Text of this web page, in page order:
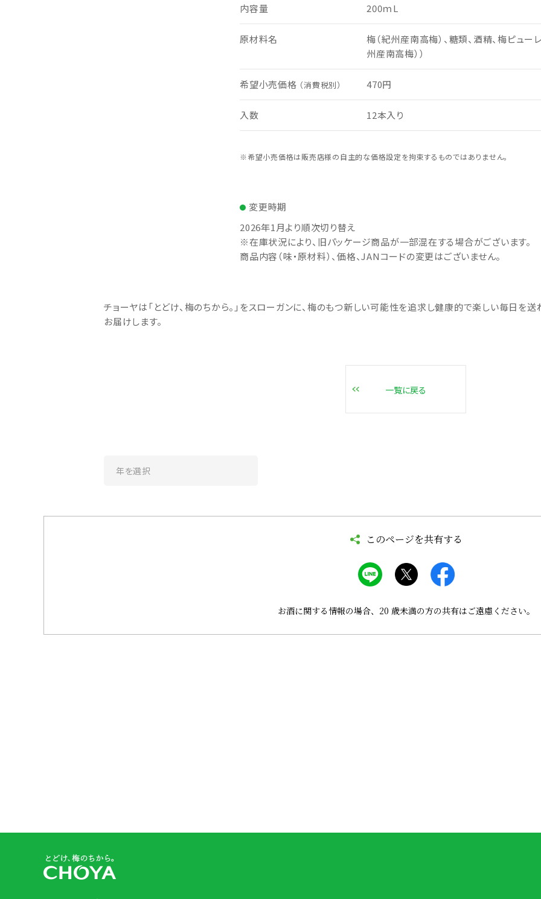
内容量 200ｍL
原材料名
梅（紀州産南高梅）、糖類、酒精、梅ピュー
州産南高梅））
希望小売価格 （消費税別） 470円
入数 12本入り
※希望小売価格は販売店様の自主的な価格設定を拘束するものではありません。
変更時期
2026年1月より順次切り替え
※在庫状況により、旧パッケージ商品が一部混在する場合がございます。
商品内容（味・原材料）、価格、JANコードの変更はございません。
チョーヤは「とどけ、梅のちから。」をスローガンに、梅のもつ新しい可能性を追求し健康的で楽しい毎日を
お届けします。
一覧に戻る
このページを共有する
お酒に関する情報の場合、 20 歳未満の方の共有はご遠慮ください。